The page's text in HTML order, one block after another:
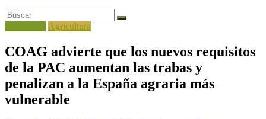
Agricultura
COAG advierte que los nuevos requisitos
de la PAC aumentan las trabas y
penalizan a la España agraria más
vulnerable